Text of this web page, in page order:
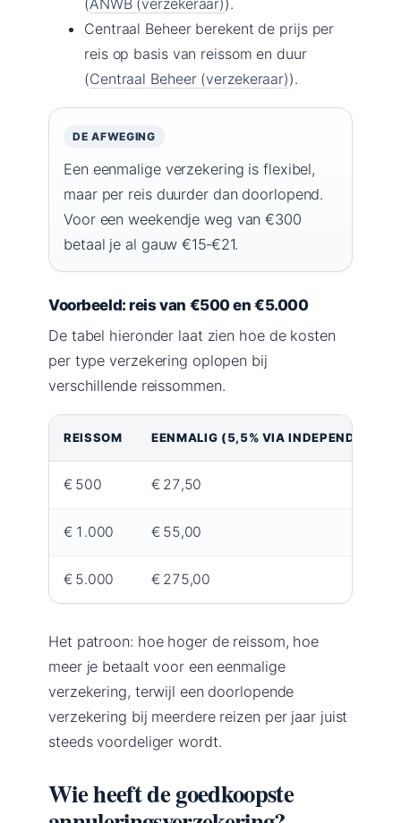
Centraal Beheer berekent de prijs per
reis op basis van reissom en duur
(Centraal Beheer (verzekeraar)).
DE AFWEGING
Een eenmalige verzekering is flexibel,
maar per reis duurder dan doorlopend.
Voor een weekendje weg van €300
betaal je al gauw €15‑€21.
Voorbeeld: reis van €500 en €5.000
De tabel hieronder laat zien hoe de kosten
per type verzekering oplopen bij
verschillende reissommen.
REISSOM EENMALIG (5,5% VIA INDEPENDER)
€ 500 € 27,50
€ 1.000 € 55,00
€ 5.000 € 275,00
Het patroon: hoe hoger de reissom, hoe
meer je betaalt voor een eenmalige
verzekering, terwijl een doorlopende
verzekering bij meerdere reizen per jaar juist
steeds voordeliger wordt.
Wie heeft de goedkoopste